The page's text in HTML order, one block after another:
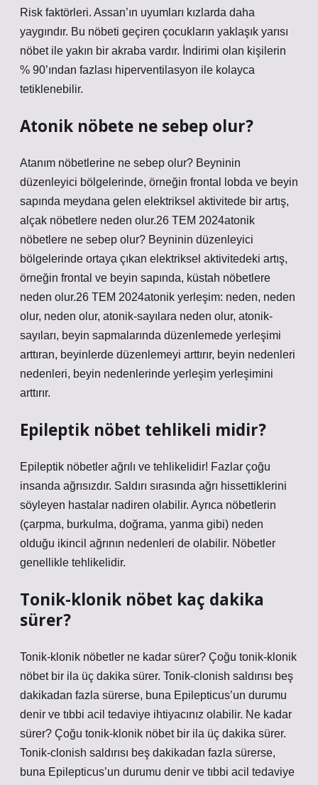
Risk faktörleri. Assan’ın uyumları kızlarda daha
yaygındır. Bu nöbeti geçiren çocukların yaklaşık yarısı
nöbet ile yakın bir akraba vardır. İndirimi olan kişilerin
% 90’ından fazlası hiperventilasyon ile kolayca
tetiklenebilir.
Atonik nöbete ne sebep olur?
Atanım nöbetlerine ne sebep olur? Beyninin
düzenleyici bölgelerinde, örneğin frontal lobda ve beyin
sapında meydana gelen elektriksel aktivitede bir artış,
alçak nöbetlere neden olur.26 TEM 2024atonik
nöbetlere ne sebep olur? Beyninin düzenleyici
bölgelerinde ortaya çıkan elektriksel aktivitedeki artış,
örneğin frontal ve beyin sapında, küstah nöbetlere
neden olur.26 TEM 2024atonik yerleşim: neden, neden
olur, neden olur, atonik-sayılara neden olur, atonik-
sayıları, beyin sapmalarında düzenlemede yerleşimi
arttıran, beyinlerde düzenlemeyi arttırır, beyin nedenleri
nedenleri, beyin nedenlerinde yerleşim yerleşimini
arttırır.
Epileptik nöbet tehlikeli midir?
Epileptik nöbetler ağrılı ve tehlikelidir! Fazlar çoğu
insanda ağrısızdır. Saldırı sırasında ağrı hissettiklerini
söyleyen hastalar nadiren olabilir. Ayrıca nöbetlerin
(çarpma, burkulma, doğrama, yanma gibi) neden
olduğu ikincil ağrının nedenleri de olabilir. Nöbetler
genellikle tehlikelidir.
Tonik-klonik nöbet kaç dakika
sürer?
Tonik-klonik nöbetler ne kadar sürer? Çoğu tonik-klonik
nöbet bir ila üç dakika sürer. Tonik-clonish saldırısı beş
dakikadan fazla sürerse, buna Epilepticus’un durumu
denir ve tıbbi acil tedaviye ihtiyacınız olabilir. Ne kadar
sürer? Çoğu tonik-klonik nöbet bir ila üç dakika sürer.
Tonik-clonish saldırısı beş dakikadan fazla sürerse,
buna Epilepticus’un durumu denir ve tıbbi acil tedaviye